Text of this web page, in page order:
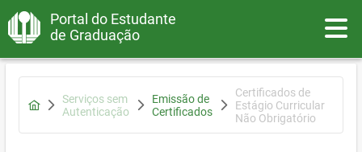
Portal do Estudante
de Graduação
Serviços sem
Autenticação
Emissão de
Certificados
Certificados de
Estágio Curricular
Não Obrigatório